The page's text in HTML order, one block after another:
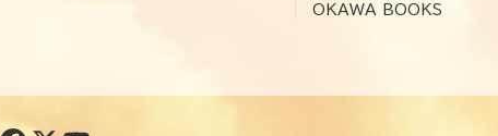
OKAWA BOOKS